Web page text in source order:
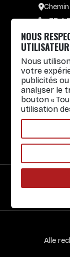
+33 4
Lun.
Onze
Alle
NOUS
Nous
votre
publicités
analyser le
bouton «
utilisation